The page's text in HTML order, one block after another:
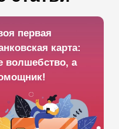
первая
карта:
волшебство, а